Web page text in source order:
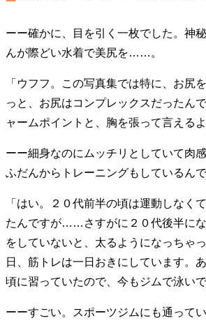
マインドセット
重圧との向き合い方 一流のルーティン
ライフスタイル・生き方
40代からの景色 美しさの哲学
親になるということ
病が教えてくれ
私を彩るエッセンス
60代のネクスト
70代のグランドデザイン
ーー確かに、目を引く一枚でした。神
んが際どい水着で美尻を……。
「ウフフ。この写真集では特に、お尻
っと、お尻はコンプレックスだったん
ャームポイントと、胸を張って言える
ーー細身なのにムッチリとしていて肉
ふだんからトレーニングもしているん
「はい。２０代前半の頃は運動しなく
たんですが……さすがに２０代後半に
をしていないと、太るようになっちゃ
日、筋トレは一日おきにしています。
頃に習っていたので、今もジムで泳いで
ーーすごい。スポーツジムにも通って